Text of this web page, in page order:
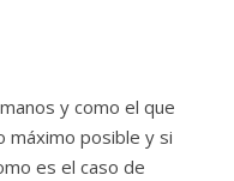
y como el que
máximo posible y si
es el caso de